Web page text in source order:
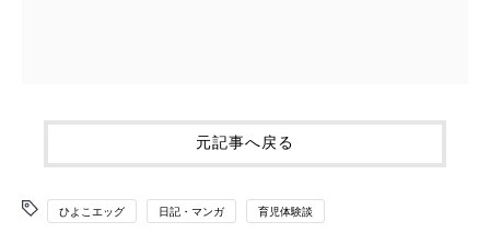
元記事へ戻る
ひよこエッグ 日記・マンガ 育児体験談